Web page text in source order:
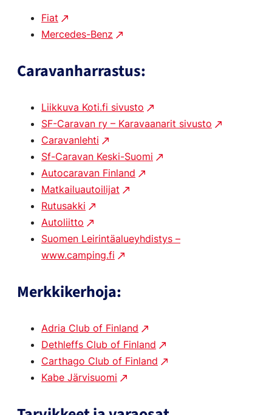
Fiat
Mercedes-Benz
Caravanharrastus:
Liikkuva Koti.fi sivusto
SF-Caravan ry – Karavaanarit sivusto
Caravanlehti
Sf-Caravan Keski-Suomi
Autocaravan Finland
Matkailuautoilijat
Rutusakki
Autoliitto
Suomen Leirintäalueyhdistys –
www.camping.fi
Merkkikerhoja:
Adria Club of Finland
Dethleffs Club of Finland
Carthago Club of Finland
Kabe Järvisuomi